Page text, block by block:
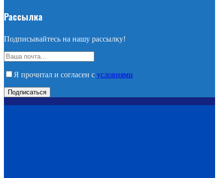
Рассылка
Подписывайтесь на нашу рассылку!
Я прочитал и согласен с условиями